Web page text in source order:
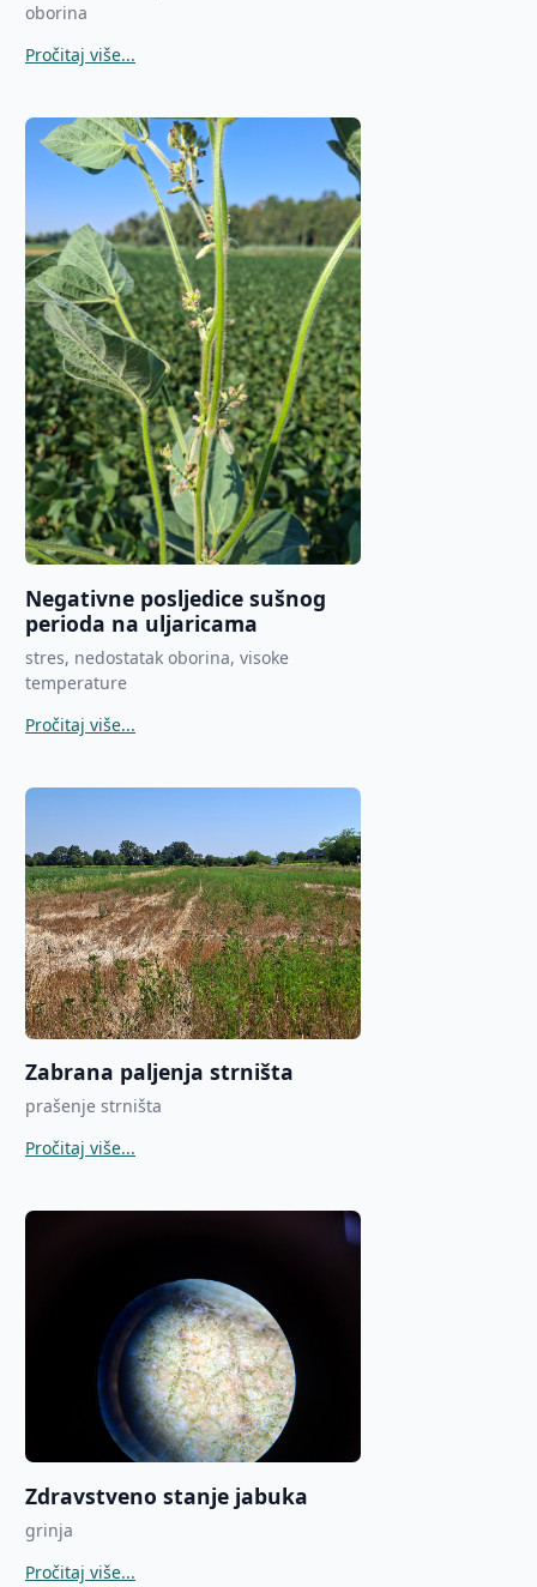
oborina
Pročitaj više...
Negativne posljedice sušnog
perioda na uljaricama
stres, nedostatak oborina, visoke
temperature
Pročitaj više...
Zabrana paljenja strništa
prašenje strništa
Pročitaj više...
Zdravstveno stanje jabuka
grinja
Pročitaj više...